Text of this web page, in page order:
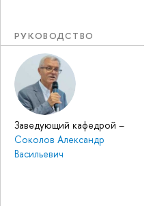
РУКОВОДСТВО
Заведующий кафедрой –
Соколов Александр
Васильевич